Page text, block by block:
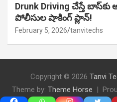
Drunk Driving చేస్తే
పోలీసుల షాకింగ్ ప్లాన్!
February 5, 2026 tanvitechs
Copyright © 2026 Tanvi
Theme by: Theme Horse